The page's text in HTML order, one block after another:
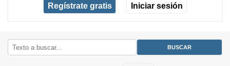
Regístrate gratis Iniciar sesión